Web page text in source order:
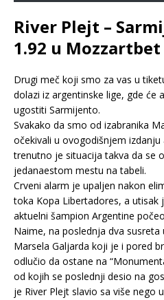
River Plejt –
1.92 u Mozzartbet
Drugi meč koji smo za vas u
dolazi iz argentinske lige, gde će
ugostiti Sarmijento.
Svakako da smo od izabranika
očekivali u ovogodišnjem izdanju
trenutno je situacija takva da se
jedanaestom mestu na tabeli.
Crveni alarm je upaljen nakon
toka Kopa Libertadores, a utisak
aktuelni šampion Argentine
Naime, na poslednja dva susreta
Marsela Galjarda koji je i pored
odlučio da ostane na
od kojih se poslednji desio na
je River Plejt slavio sa više nego